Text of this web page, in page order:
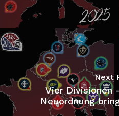
Next
Vier Divisionen
Neuordnung